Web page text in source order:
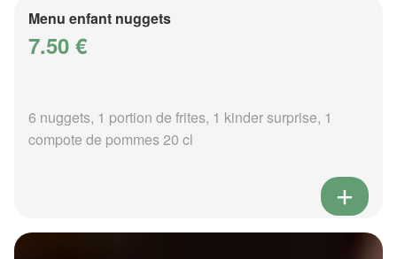
Menu enfant nuggets
7.50 €
6 nuggets, 1 portion de frites, 1 kinder surprise, 1
compote de pommes 20 cl